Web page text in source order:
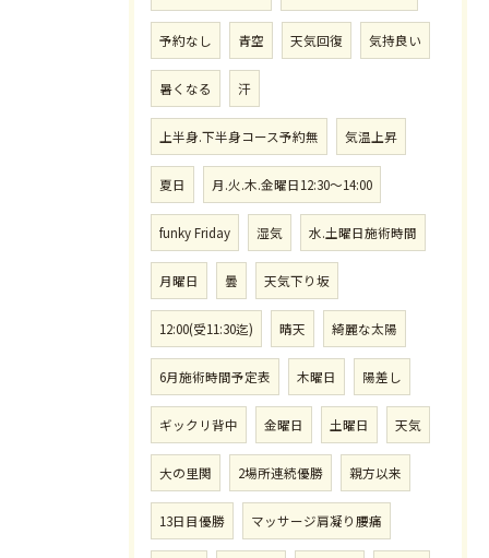
予約なし 青空 天気回復 気持良い
暑くなる 汗
上半身.下半身コース予約無 気温上昇
夏日 月.火.木.金曜日12:30〜14:00
funky Friday 湿気 水.土曜日施術時間
月曜日 曇 天気下り坂
12:00(受11:30迄) 晴天 綺麗な太陽
6月施術時間予定表 木曜日 陽差し
ギックリ背中 金曜日 土曜日 天気
大の里関 2場所連続優勝 親方以来
13日目優勝 マッサージ肩凝り腰痛